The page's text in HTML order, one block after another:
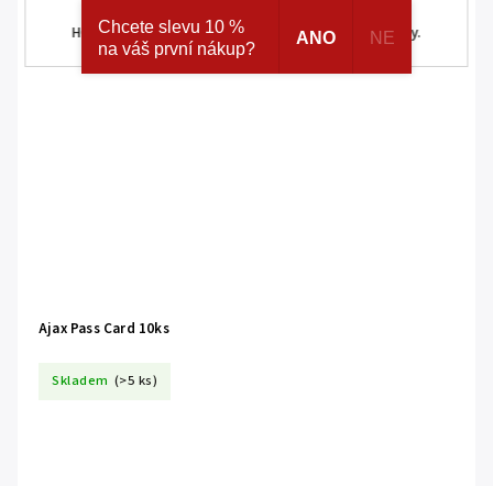
HOMEMATIC IP. Navíc registrací získáváte různé slevy.
Ajax Pass Card 10ks
Skladem (>5 ks)
Chcete slevu 10 %
na váš první nákup?
ANO NE